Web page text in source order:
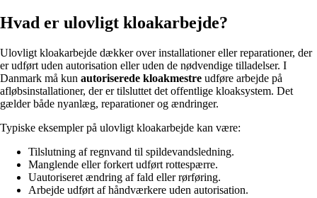
Hvad er ulovligt kloakarbejde?
Ulovligt kloakarbejde dækker over installationer eller reparationer, der
er udført uden autorisation eller uden de nødvendige tilladelser. I
Danmark må kun autoriserede kloakmestre udføre arbejde på
afløbsinstallationer, der er tilsluttet det offentlige kloaksystem. Det
gælder både nyanlæg, reparationer og ændringer.
Typiske eksempler på ulovligt kloakarbejde kan være:
Tilslutning af regnvand til spildevandsledning.
Manglende eller forkert udført rottespærre.
Uautoriseret ændring af fald eller rørføring.
Arbejde udført af håndværkere uden autorisation.